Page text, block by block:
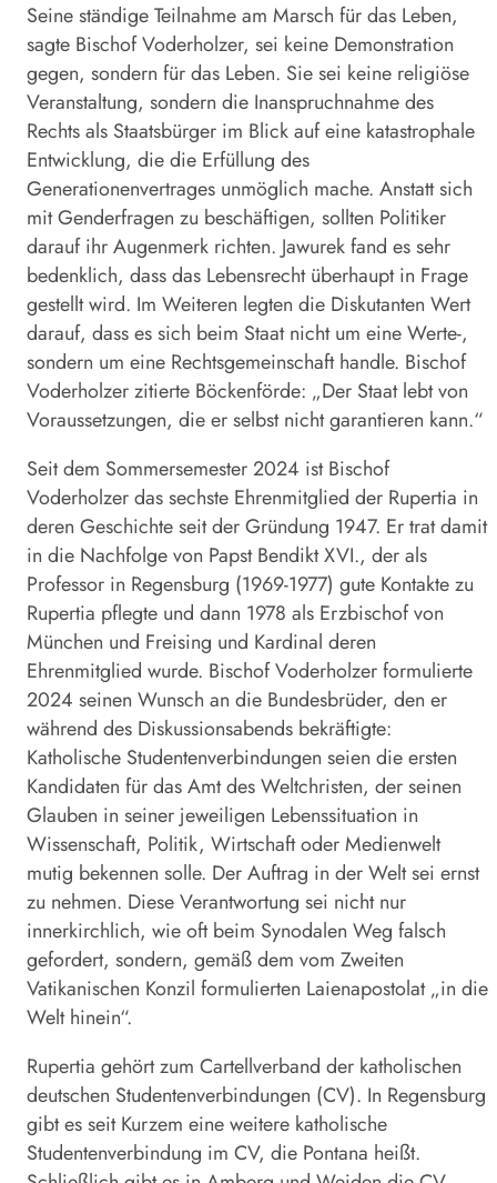
Seine ständige Teilnahme am Marsch für das Leben,
sagte Bischof Voderholzer, sei keine Demonstration
gegen, sondern für das Leben. Sie sei keine religiöse
Veranstaltung, sondern die Inanspruchnahme des
Rechts als Staatsbürger im Blick auf eine katastrophale
Entwicklung, die die Erfüllung des
Generationenvertrages unmöglich mache. Anstatt sich
mit Genderfragen zu beschäftigen, sollten Politiker
darauf ihr Augenmerk richten. Jawurek fand es sehr
bedenklich, dass das Lebensrecht überhaupt in Frage
gestellt wird. Im Weiteren legten die Diskutanten Wert
darauf, dass es sich beim Staat nicht um eine Werte-,
sondern um eine Rechtsgemeinschaft handle. Bischof
Voderholzer zitierte Böckenförde: „Der Staat lebt von
Voraussetzungen, die er selbst nicht garantieren kann.“
Seit dem Sommersemester 2024 ist Bischof
Voderholzer das sechste Ehrenmitglied der Rupertia in
deren Geschichte seit der Gründung 1947. Er trat damit
in die Nachfolge von Papst Bendikt XVI., der als
Professor in Regensburg (1969-1977) gute Kontakte zu
Rupertia pflegte und dann 1978 als Erzbischof von
München und Freising und Kardinal deren
Ehrenmitglied wurde. Bischof Voderholzer formulierte
2024 seinen Wunsch an die Bundesbrüder, den er
während des Diskussionsabends bekräftigte:
Katholische Studentenverbindungen seien die ersten
Kandidaten für das Amt des Weltchristen, der seinen
Glauben in seiner jeweiligen Lebenssituation in
Wissenschaft, Politik, Wirtschaft oder Medienwelt
mutig bekennen solle. Der Auftrag in der Welt sei ernst
zu nehmen. Diese Verantwortung sei nicht nur
innerkirchlich, wie oft beim Synodalen Weg falsch
gefordert, sondern, gemäß dem vom Zweiten
Vatikanischen Konzil formulierten Laienapostolat „in die
Welt hinein“.
Rupertia gehört zum Cartellverband der katholischen
deutschen Studentenverbindungen (CV). In Regensburg
gibt es seit Kurzem eine weitere katholische
Studentenverbindung im CV, die Pontana heißt.